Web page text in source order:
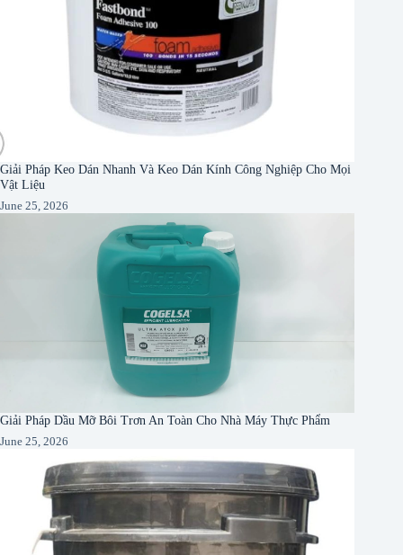
Giải Pháp Keo Dán Nhanh Và Keo Dán Kính Công Nghiệp Cho Mọi
Vật Liệu
June 25, 2026
Giải Pháp Dầu Mỡ Bôi Trơn An Toàn Cho Nhà Máy Thực Phẩm
June 25, 2026